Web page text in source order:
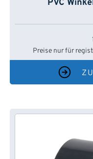
PVC
Preise nur für